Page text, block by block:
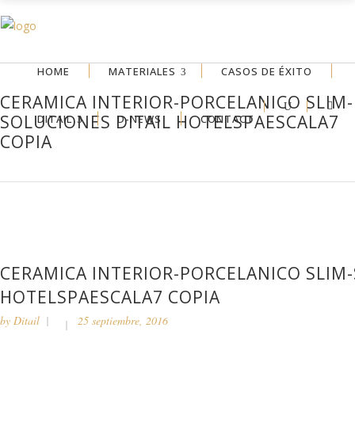
HOME MATERIALES CASOS DE ÉXITO
DITAIL D-NEWS CONTACT
CERAMICA INTERIOR-PORCELANICO SLIM-
SOLUCIONES DITAIL HOTELSPAESCALA7
COPIA
CERAMICA INTERIOR-PORCELANICO
HOTELSPAESCALA7 COPIA
by Ditail 25 septiembre, 2016